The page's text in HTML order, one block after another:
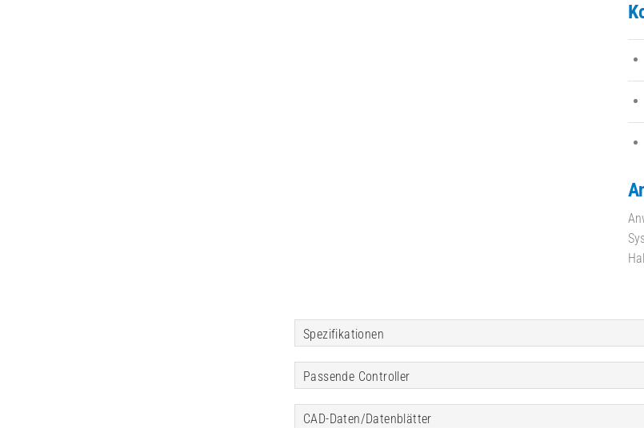
Spezifikationen
Passende Controller
CAD-Daten/Datenblätter